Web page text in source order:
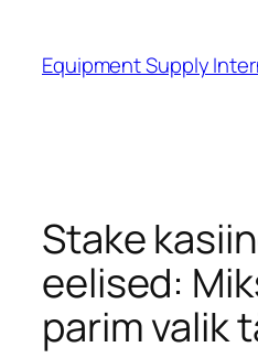
content
Equipment Supply
Stake
eelised:
parim valik